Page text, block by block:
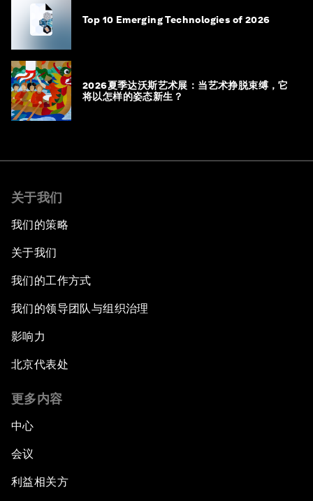
Top 10 Emerging Technologies of 2026
2026夏季达沃斯艺术展：当艺术挣脱束缚，它
将以怎样的姿态新生？
关于我们
我们的策略
关于我们
我们的工作方式
我们的领导团队与组织治理
影响力
北京代表处
更多内容
中心
会议
利益相关方